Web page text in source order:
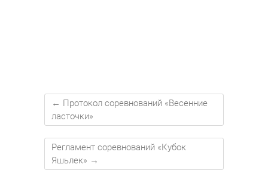
← Протокол соревнований «Весенние
ласточки»
Регламент соревнований «Кубок
Яшьлек» →